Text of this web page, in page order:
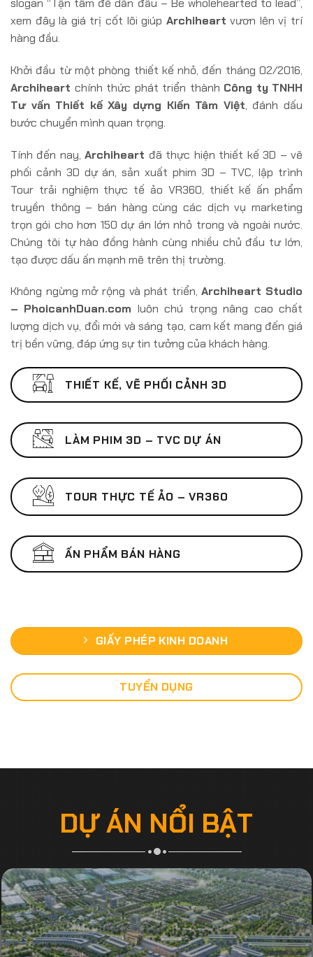
slogan “Tận tâm để dẫn đầu – Be wholehearted to lead”,
xem đây là giá trị cốt lõi giúp Archiheart vươn lên vị trí
hàng đầu.
Khởi đầu từ một phòng thiết kế nhỏ, đến tháng 02/2016,
Archiheart chính thức phát triển thành Công ty TNHH
Tư vấn Thiết kế Xây dựng Kiến Tâm Việt, đánh dấu
bước chuyển mình quan trọng.
Tính đến nay,Archiheart đã thực hiện thiết kế 3D – vẽ
phối cảnh 3D dự án, sản xuất phim 3D – TVC, lập trình
Tour trải nghiệm thực tế ảo VR360, thiết kế ấn phẩm
truyền thông – bán hàng cùng các dịch vụ marketing
trọn gói cho hơn 150 dự án lớn nhỏ trong và ngoài nước.
Chúng tôi tự hào đồng hành cùng nhiều chủ đầu tư lớn,
tạo được dấu ấn mạnh mẽ trên thị trường.
Không ngừng mở rộng và phát triển,Archiheart Studio
– PhoicanhDuan.com luôn chú trọng nâng cao chất
lượng dịch vụ, đổi mới và sáng tạo, cam kết mang đến giá
trị bền vững, đáp ứng sự tin tưởng của khách hàng.
THIẾT KẾ, VẼ PHỐI CẢNH 3D
LÀM PHIM 3D – TVC DỰ ÁN
TOUR THỰC TẾ ẢO – VR360
ẤN PHẨM BÁN HÀNG
GIẤY PHÉP KINH DOANH
TUYỂN DỤNG
DỰ ÁN NỔI BẬT